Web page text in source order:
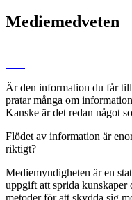
Mediemedveten
Är den information du får
pratar många om
Kanske är det redan något
Flödet av information är
riktigt?
Mediemyndigheten är en
uppgift att sprida
metoder för att skydda sig